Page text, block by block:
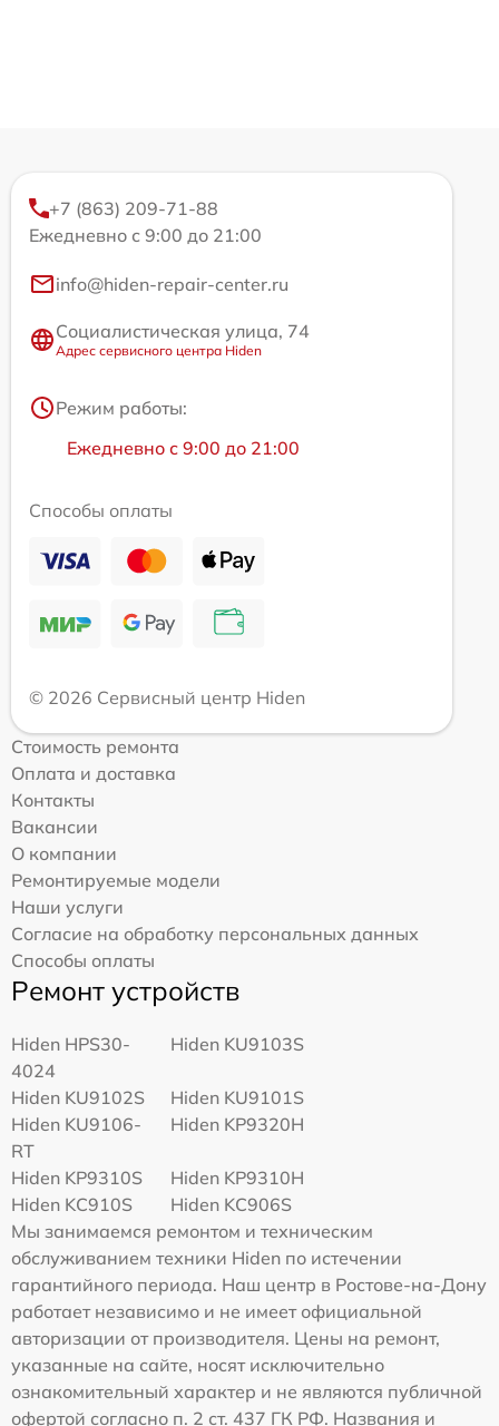
+7 (863) 209-71-88
Ежедневно с 9:00 до 21:00
info@hiden-repair-center.ru
Социалистическая улица, 74
Адрес сервисного центра Hiden
Режим работы:
Ежедневно с 9:00 до 21:00
Способы оплаты
© 2026 Сервисный центр Hiden
Стоимость ремонта
Оплата и доставка
Контакты
Вакансии
О компании
Ремонтируемые модели
Наши услуги
Согласие на обработку персональных данных
Способы оплаты
Ремонт устройств
Hiden HPS30-
4024
Hiden KU9103S
Hiden KU9102S
Hiden KU9101S
Hiden KU9106-
RT
Hiden KP9320H
Hiden KP9310S
Hiden KP9310H
Hiden KC910S
Hiden KC906S
Мы занимаемся ремонтом и техническим
обслуживанием техники Hiden по истечении
гарантийного периода. Наш центр в Ростове-на-Дону
работает независимо и не имеет официальной
авторизации от производителя. Цены на ремонт,
указанные на сайте, носят исключительно
ознакомительный характер и не являются публичной
офертой согласно п. 2 ст. 437 ГК РФ. Названия и